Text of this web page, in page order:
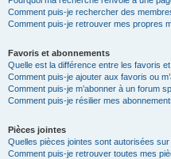
Comment puis-je rechercher des
Comment puis-je retrouver mes propres
Favoris et abonnements
Quelle est la différence entre les favoris
Comment puis-je ajouter aux favoris ou
Comment puis-je m’abonner à un forum
Comment puis-je résilier mes
Pièces jointes
Quelles pièces jointes sont autorisées
Comment puis-je retrouver toutes mes